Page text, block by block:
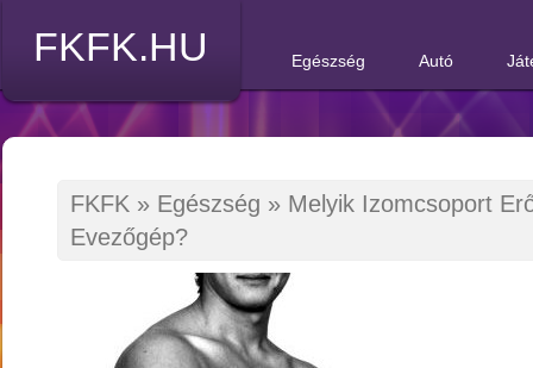
FKFK.HU Egészség Autó
FKFK » Egészség » Melyik Izomcsoport
Evezőgép?